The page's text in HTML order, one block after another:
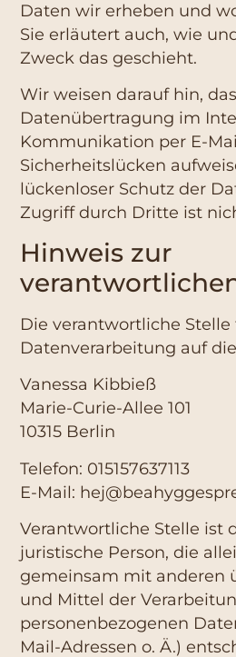
Daten wir erheben und
Sie erläutert auch, wie
Zweck das geschieht.
Wir weisen darauf hin,
Datenübertragung im
Kommunikation per E-
Sicherheitslücken
lückenloser Schutz der
Zugriff durch Dritte ist
Hinweis zur
Die verantwortliche Stelle
Datenverarbeitung auf
Vanessa Kibbieß
Marie-Curie-Allee 101
10315 Berlin
Telefon: 015157637113
E-Mail:
Verantwortliche Stelle ist
juristische Person, die
gemeinsam mit anderen
und Mittel der
personenbezogenen
Mail-Adressen o. Ä.)